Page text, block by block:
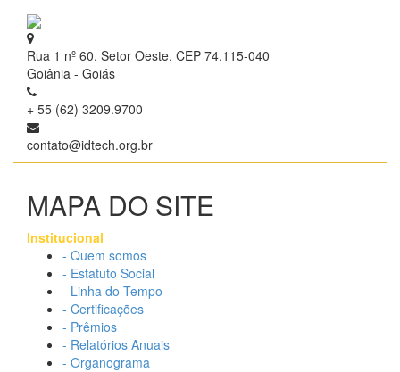
Rua 1 nº 60, Setor Oeste, CEP 74.115-040
Goiânia - Goiás
+ 55 (62) 3209.9700
contato@idtech.org.br
MAPA DO SITE
Institucional
- Quem somos
- Estatuto Social
- Linha do Tempo
- Certificações
- Prêmios
- Relatórios Anuais
- Organograma